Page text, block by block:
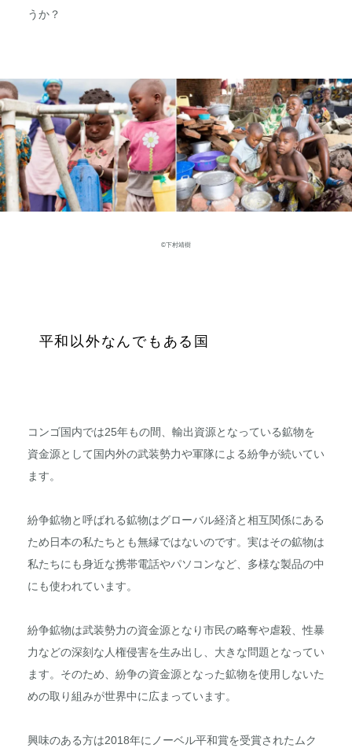
うか？
©下村靖樹
平和以外なんでもある国
コンゴ国内では25年もの間、輸出資源となっている鉱物を
資金源として国内外の武装勢力や軍隊による紛争が続いてい
ます。
紛争鉱物と呼ばれる鉱物はグローバル経済と相互関係にある
ため日本の私たちとも無縁ではないのです。実はその鉱物は
私たちにも身近な携帯電話やパソコンなど、多様な製品の中
にも使われています。
紛争鉱物は武装勢力の資金源となり市民の略奪や虐殺、性暴
力などの深刻な人権侵害を生み出し、大きな問題となってい
ます。そのため、紛争の資金源となった鉱物を使用しないた
めの取り組みが世界中に広まっています。
興味のある方は2018年にノーベル平和賞を受賞されたムク